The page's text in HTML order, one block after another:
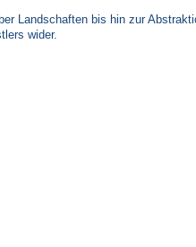
Landschaften bis hin zur
wider.